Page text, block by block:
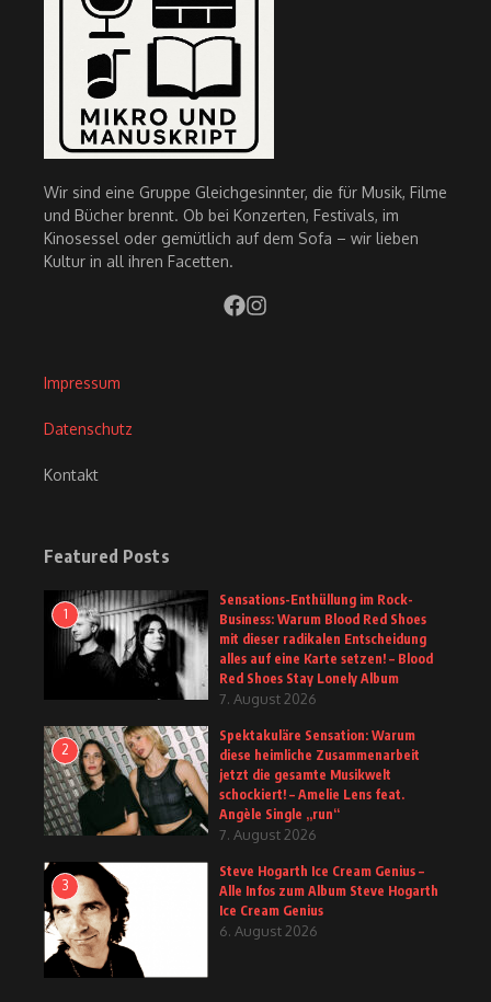
Wir sind eine Gruppe Gleichgesinnter, die für Musik, Filme
und Bücher brennt. Ob bei Konzerten, Festivals, im
Kinosessel oder gemütlich auf dem Sofa – wir lieben
Kultur in all ihren Facetten.
Impressum
Datenschutz
Kontakt
Featured Posts
1
Sensations-Enthüllung im Rock-
Business: Warum Blood Red Shoes
mit dieser radikalen Entscheidung
alles auf eine Karte setzen! – Blood
Red Shoes Stay Lonely Album
7. August 2026
2
Spektakuläre Sensation: Warum
diese heimliche Zusammenarbeit
jetzt die gesamte Musikwelt
schockiert! – Amelie Lens feat.
Angèle Single „run“
7. August 2026
3
Steve Hogarth Ice Cream Genius –
Alle Infos zum Album Steve Hogarth
Ice Cream Genius
6. August 2026